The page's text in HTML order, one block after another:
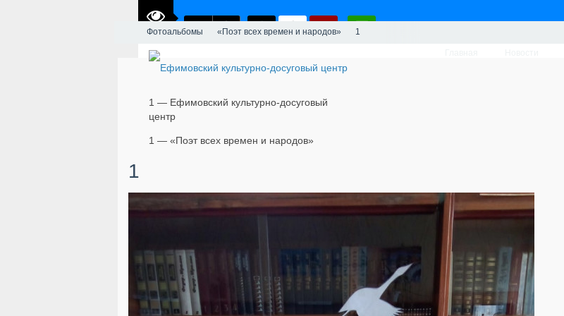
1 — Ефимовский культурно-досуговый
центр
1 — «Поэт всех времен и народов»
Фотоальбомы «Поэт всех времен и народов» 1
1